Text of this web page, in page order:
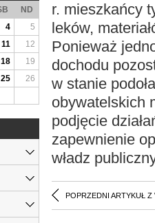
r. mieszkańcy
leków,
Ponieważ
dochodu
w stanie
obywatelskich
podjęcie
zapewnienie
władz
POPRZEDNI ARTYKUŁ Z
ND
4
5
11
12
18
19
25
26